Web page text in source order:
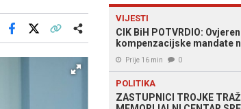
Facebook
VIJESTI
CIK BiH POTVRDIO:
kompenzacijske mandate
Prije 16 min 0
POLITIKA
ZASTUPNICI TROJKE